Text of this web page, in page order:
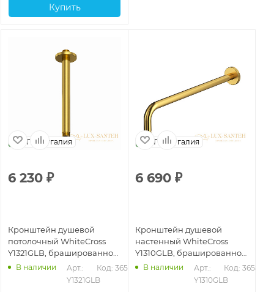
Купить
Португалия
6 230 ₽
Кронштейн душевой
потолочный WhiteCross
Y1321GLB, брашированное
золото
В наличии
Арт.:
Y1321GLB
Код: 36587
Португалия
6 690 ₽
Кронштейн душевой
настенный WhiteCross
Y1310GLB, брашированное
золото
В наличии
Арт.:
Y1310GLB
Код: 36581